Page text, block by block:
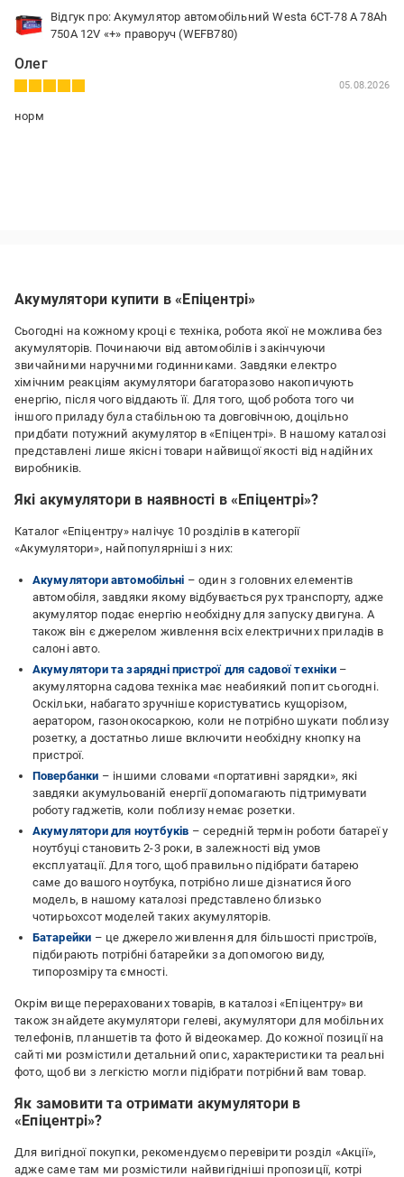
Відгук про: Акумулятор автомобільний Westa 6CT-78 А 78Ah
750A 12V «+» праворуч (WEFB780)
Олег
05.08.2026
норм
Акумулятори купити в «Епіцентрі»
Сьогодні на кожному кроці є техніка, робота якої не можлива без
акумуляторів. Починаючи від автомобілів і закінчуючи
звичайними наручними годинниками. Завдяки електро
хімічним реакціям акумулятори багаторазово накопичують
енергію, після чого віддають її. Для того, щоб робота того чи
іншого приладу була стабільною та довговічною, доцільно
придбати потужний акумулятор в «Епіцентрі». В нашому каталозі
представлені лише якісні товари найвищої якості від надійних
виробників.
Які акумулятори в наявності в «Епіцентрі»?
Каталог «Епіцентру» налічує 10 розділів в категорії
«Акумулятори», найпопулярніші з них:
Акумулятори автомобільні – один з головних елементів
автомобіля, завдяки якому відбувається рух транспорту, адже
акумулятор подає енергію необхідну для запуску двигуна. А
також він є джерелом живлення всіх електричних приладів в
салоні авто.
Акумулятори та зарядні пристрої для садової техніки–
акумуляторна садова техніка має неабиякий попит сьогодні.
Оскільки, набагато зручніше користуватись кущорізом,
аератором, газонокосаркою, коли не потрібно шукати поблизу
розетку, а достатньо лише включити необхідну кнопку на
пристрої.
Повербанки – іншими словами «портативні зарядки», які
завдяки акумульованій енергії допомагають підтримувати
роботу гаджетів, коли поблизу немає розетки.
Акумулятори для ноутбуків – середній термін роботи батареї у
ноутбуці становить 2-3 роки, в залежності від умов
експлуатації. Для того, щоб правильно підібрати батарею
саме до вашого ноутбука, потрібно лише дізнатися його
модель, в нашому каталозі представлено близько
чотирьохсот моделей таких акумуляторів.
Батарейки – це джерело живлення для більшості пристроїв,
підбирають потрібні батарейки за допомогою виду,
типорозміру та ємності.
Окрім вище перерахованих товарів, в каталозі «Епіцентру» ви
також знайдете акумулятори гелеві, акумулятори для мобільних
телефонів, планшетів та фото й відеокамер. До кожної позиції на
сайті ми розмістили детальний опис, характеристики та реальні
фото, щоб ви з легкістю могли підібрати потрібний вам товар.
Як замовити та отримати акумулятори в
«Епіцентрі»?
Для вигідної покупки, рекомендуємо перевірити розділ «Акції»,
адже саме там ми розмістили найвигідніші пропозиції, котрі